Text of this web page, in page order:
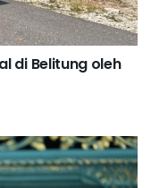
di Belitung oleh